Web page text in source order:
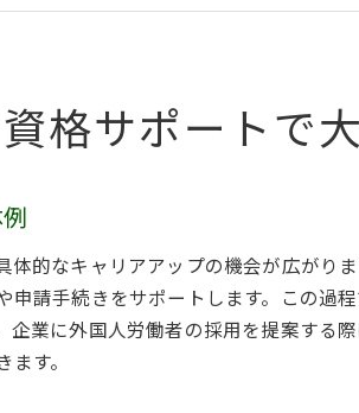
在留資格のプロフェッショナルとは
キャリアアップに必要な資格と知識
行政書士としての専門性を活かす方法
在留資格取得支援の新たな挑戦
支援に注力する行政書士の求人募集が
格サポートで
的なキャリアアップの機会が広がり
請手続きをサポートします。この過
業に外国人労働者の採用を提案する
す。